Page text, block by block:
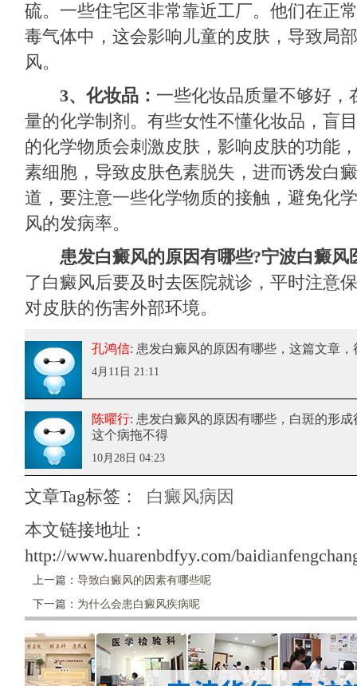
硫。一些住宅区非常靠近工厂。他们在正
毒气体中，这会影响儿童的皮肤，导致局
风。
3、化妆品： 一些化妆品质量不够好，
量的化学制剂。有些女性不懂化妆品，盲
的化学物质会刺激皮肤，影响皮肤的功能
素细胞，导致皮肤色素脱失，进而诱发白
道，要注意一些化学物质的接触，避免化
风的发病率。
患发白癜风的原因有哪些?宁波白癜风
了白癜风后要及时去医院就诊，平时注意
对皮肤的伤害外部环境。
孔鸿信: 患发白癜风的原因有哪些，这篇文章，
4月11日 21:11
陈曜行: 患发白癜风的原因有哪些，白斑的形成
这个病拖不得
10月28日 04:23
文章Tag标签：
白癜风病因
本文链接地址：
http://www.huarenbdfyy.com/
上一篇： 导致白癜风的因素有哪些呢
下一篇： 为什么会患白癜风疾病呢